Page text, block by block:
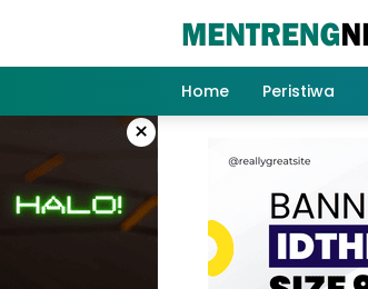
Home
Peristiwa
×